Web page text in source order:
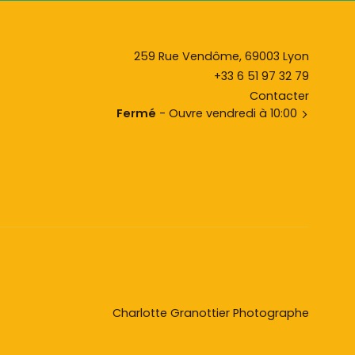
259 Rue Vendôme, 69003 Lyon
+33 6 51 97 32 79
Contacter
Fermé - Ouvre vendredi à 10:00
Charlotte Granottier Photographe